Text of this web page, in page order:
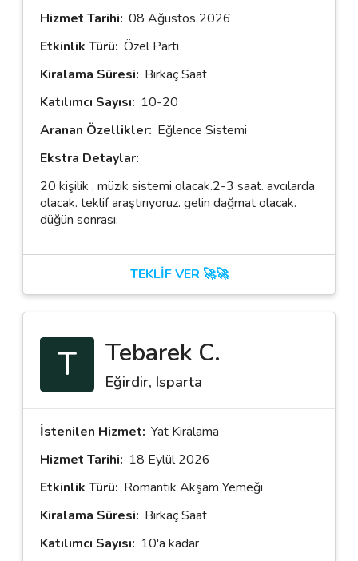
BlogHizmet Tarihi: 08 Ağustos 2026
Etkinlik Türü: Özel Parti
Kiralama Süresi: Birkaç Saat
Katılımcı Sayısı: 10-20
Aranan Özellikler: Eğlence Sistemi
Ekstra Detaylar:
20 kişilik , müzik sistemi olacak.2-3 saat. avcılarda
olacak. teklif araştırıyoruz. gelin dağmat olacak.
düğün sonrası.
TEKLİF VER 🚀🚀
T Tebarek C.
Eğirdir, Isparta
İstenilen Hizmet: Yat Kiralama
Hizmet Tarihi: 18 Eylül 2026
Etkinlik Türü: Romantik Akşam Yemeği
Kiralama Süresi: Birkaç Saat
Katılımcı Sayısı: 10'a kadar